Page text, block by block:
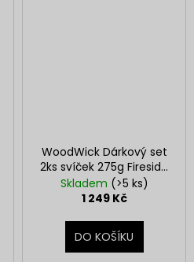
WoodWick Dárkový set
2ks svíček 275g Fireside
& Linen
Skladem (>5 ks)
1 249 Kč
DO KOŠÍKU